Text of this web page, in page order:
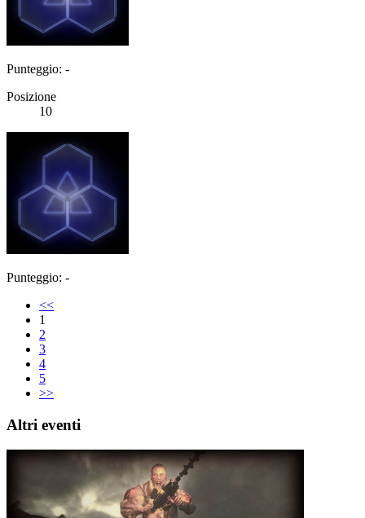
Punteggio: -
Posizione
10
Punteggio: -
<<
1
2
3
4
5
>>
Altri eventi